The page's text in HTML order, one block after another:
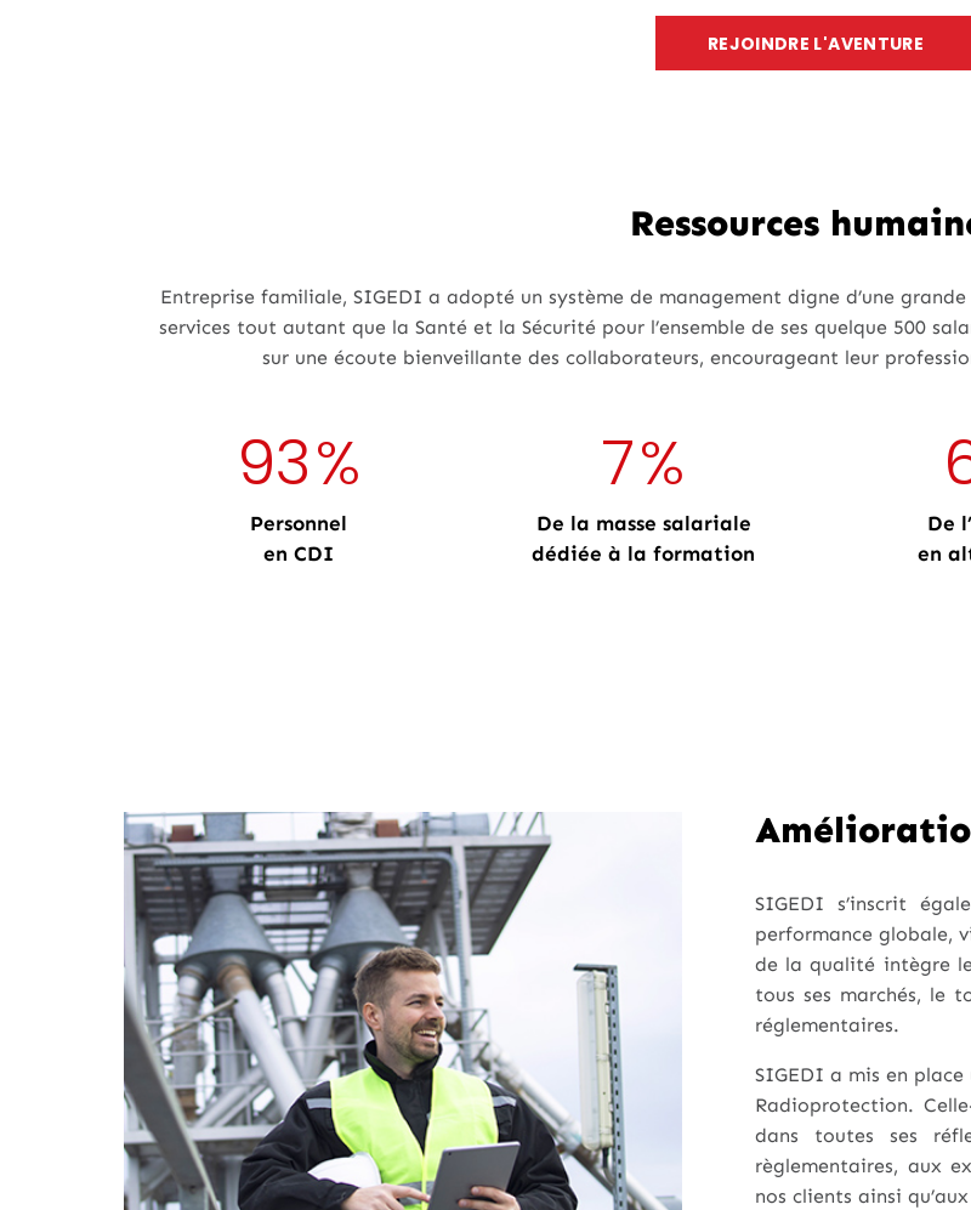
REJOINDRE L'AVENTURE
Ressources
Entreprise familiale, SIGEDI a adopté un système de management digne d’une
services tout autant que la Santé et la Sécurité pour l’ensemble de ses quelque 500
sur une écoute bienveillante des collaborateurs, encourageant leur
93%
Personnel
en CDI
7%
De la masse salariale
dédiée à la formation
De
en
SIGEDI s’inscrit
performance globale,
de la qualité intègre
tous ses marchés, le
réglementaires.
SIGEDI a mis en
Radioprotection.
dans toutes ses
règlementaires, aux
nos clients ainsi